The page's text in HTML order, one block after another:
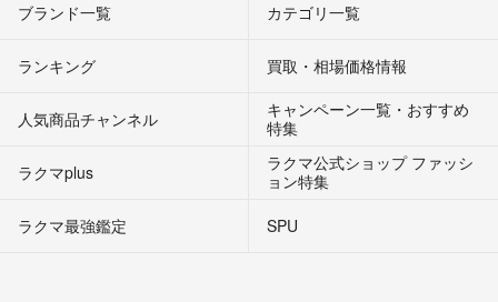
ブランド一覧 カテゴリ一覧
ランキング 買取・相場価格情報
人気商品チャンネル
キャンペーン一覧・おすすめ
特集
ラクマplus
ラクマ公式ショップ ファッシ
ョン特集
ラクマ最強鑑定
SPU